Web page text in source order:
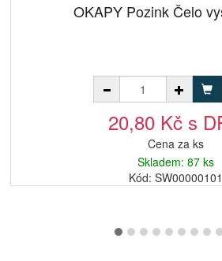
OKAPY Pozink Čelo
20,80 Kč s
Cena za ks
Skladem: 87 ks
Kód: SW00000101